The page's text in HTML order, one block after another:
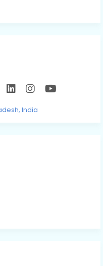
India